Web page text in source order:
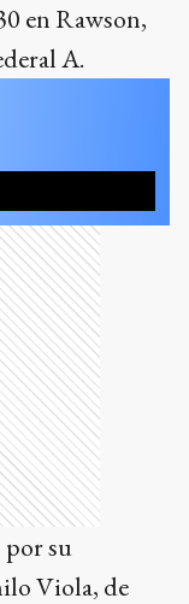
en Rawson,
A.
por su
Viola, de